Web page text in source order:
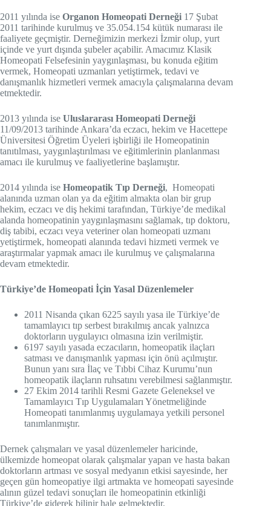
2011 yılında ise Organon Homeopati Derneği 17 Şubat
2011 tarihinde kurulmuş ve 35.054.154 kütük numarası ile
faaliyete geçmiştir. Derneğimizin merkezi İzmir olup, yurt
içinde ve yurt dışında şubeler açabilir. Amacımız Klasik
Homeopati Felsefesinin yaygınlaşması, bu konuda eğitim
vermek, Homeopati uzmanları yetiştirmek, tedavi ve
danışmanlık hizmetleri vermek amacıyla çalışmalarına devam
etmektedir.
2013 yılında ise Uluslararası Homeopati Derneği
11/09/2013 tarihinde Ankara’da eczacı, hekim ve Hacettepe
Üniversitesi Öğretim Üyeleri işbirliği ile Homeopatinin
tanıtılması, yaygınlaştırılması ve eğitimlerinin planlanması
amacı ile kurulmuş ve faaliyetlerine başlamıştır.
2014 yılında ise Homeopatik Tıp Derneği, Homeopati
alanında uzman olan ya da eğitim almakta olan bir grup
hekim, eczacı ve diş hekimi tarafından, Türkiye’de medikal
alanda homeopatinin yaygınlaşmasını sağlamak, tıp doktoru,
diş tabibi, eczacı veya veteriner olan homeopati uzmanı
yetiştirmek, homeopati alanında tedavi hizmeti vermek ve
araştırmalar yapmak amacı ile kurulmuş ve çalışmalarına
devam etmektedir.
Türkiye’de Homeopati İçin Yasal Düzenlemeler
2011 Nisanda çıkan 6225 sayılı yasa ile Türkiye’de
tamamlayıcı tıp serbest bırakılmış ancak yalnızca
doktorların uygulayıcı olmasına izin verilmiştir.
6197 sayılı yasada eczacıların, homeopatik ilaçları
satması ve danışmanlık yapması için önü açılmıştır.
Bunun yanı sıra İlaç ve Tıbbi Cihaz Kurumu’nun
homeopatik ilaçların ruhsatını verebilmesi sağlanmıştır.
27 Ekim 2014 tarihli Resmi Gazete Geleneksel ve
Tamamlayıcı Tıp Uygulamaları Yönetmeliğinde
Homeopati tanımlanmış uygulamaya yetkili personel
tanımlanmıştır.
Dernek çalışmaları ve yasal düzenlemeler haricinde,
ülkemizde homeopat olarak çalışmalar yapan ve hasta bakan
doktorların artması ve sosyal medyanın etkisi sayesinde, her
geçen gün homeopatiye ilgi artmakta ve homeopati sayesinde
alının güzel tedavi sonuçları ile homeopatinin etkinliği
Türkiye’de giderek bilinir hale gelmektedir.